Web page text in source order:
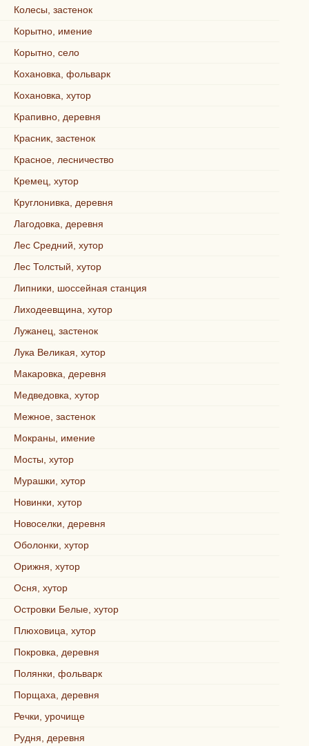
Колесы, застенок
Корытно, имение
Корытно, село
Кохановка, фольварк
Кохановка, хутор
Крапивно, деревня
Красник, застенок
Красное, лесничество
Кремец, хутор
Круглонивка, деревня
Лагодовка, деревня
Лес Средний, хутор
Лес Толстый, хутор
Липники, шоссейная станция
Лиходеевщина, хутор
Лужанец, застенок
Лука Великая, хутор
Макаровка, деревня
Медведовка, хутор
Межное, застенок
Мокраны, имение
Мосты, хутор
Мурашки, хутор
Новинки, хутор
Новоселки, деревня
Оболонки, хутор
Орижня, хутор
Осня, хутор
Островки Белые, хутор
Плюховица, хутор
Покровка, деревня
Полянки, фольварк
Порщаха, деревня
Речки, урочище
Рудня, деревня